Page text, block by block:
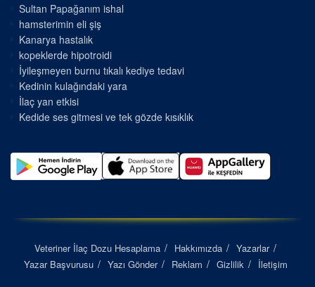
Sultan Papağanım ishal
hamsterimin eli şiş
Kanarya hastalık
kopeklerde hipotroidi
İyileşmeyen burnu tıkalı kediye tedavi
Kedinin kulağındaki yara
İlaç yan etkisi
Kedide ses gitmesi ve tek gözde kısıklık
Veteriner İlaç Dozu Hesaplama Hakkımızda
Yazarlar
Yazar Başvurusu
Yazı Gönder Reklam Gizlilik İletişim